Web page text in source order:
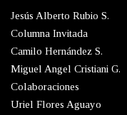
Jesús Alberto Rubio S.
Columna Invitada
Camilo Hernández S.
Miguel Angel Cristiani G.
Colaboraciones
Uriel Flores Aguayo